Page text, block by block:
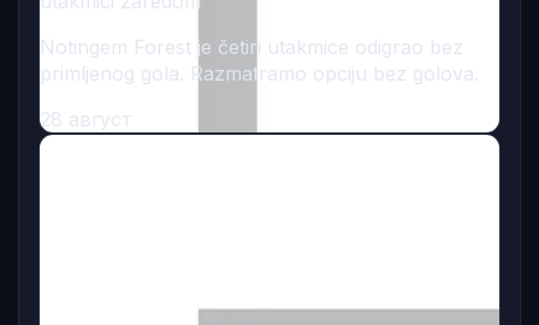
Notingem Forest je četiri utakmice odigrao bez
primljenog gola. Razmatramo opciju bez golova.
28 август